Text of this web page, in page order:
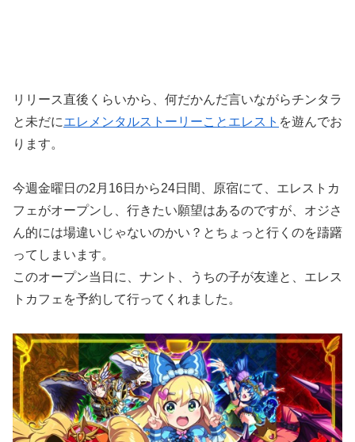
リリース直後くらいから、何だかんだ言いながらチンタラ
と未だにエレメンタルストーリーことエレスト を遊んでお
ります。
今週金曜日の2月16日から24日間、原宿にて、エレストカ
フェがオープンし、行きたい願望はあるのですが、オジさ
ん的には場違いじゃないのかい？とちょっと行くのを躊躇
ってしまいます。
このオープン当日に、ナント、うちの子が友達と、エレス
トカフェを予約して行ってくれました。